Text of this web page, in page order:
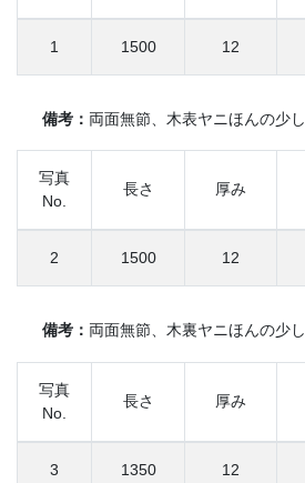
1 1500 12
備考： 両面無節、木表ヤニほんの少し
写真
No.
長さ 厚み
2 1500 12
備考： 両面無節、木裏ヤニほんの少し
写真
No.
長さ 厚み
3 1350 12